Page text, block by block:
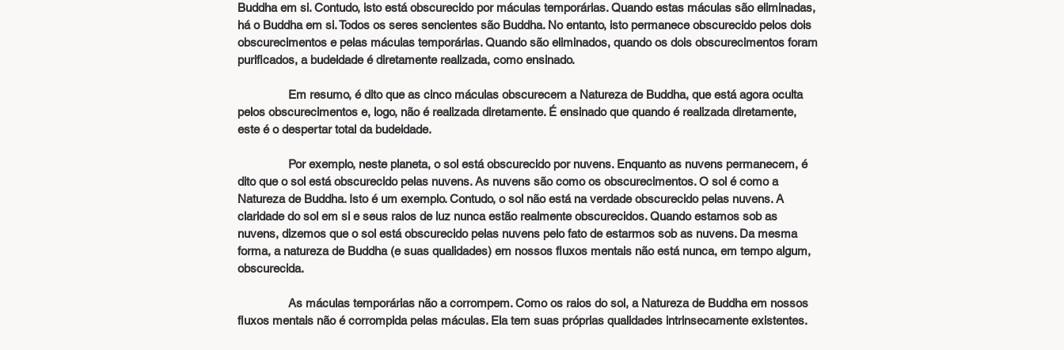
Buddha em si. Contudo, isto está obscurecido por máculas temporárias. Quando estas máculas são eliminadas,
há o Buddha em si. Todos os seres sencientes são Buddha. No entanto, isto permanece obscurecido pelos dois
obscurecimentos e pelas máculas temporárias. Quando são eliminados, quando os dois obscurecimentos foram
purificados, a budeidade é diretamente realizada, como ensinado.
pelos obscurecimentos e, logo, não é realizada diretamente. É ensinado que quando é realizada diretamente,
este é o despertar total da budeidade.
dito que o sol está obscurecido pelas nuvens. As nuvens são como os obscurecimentos. O sol é como a
Natureza de Buddha. Isto é um exemplo. Contudo, o sol não está na verdade obscurecido pelas nuvens. A
claridade do sol em si e seus raios de luz nunca estão realmente obscurecidos. Quando estamos sob as
nuvens, dizemos que o sol está obscurecido pelas nuvens pelo fato de estarmos sob as nuvens. Da mesma
forma, a natureza de Buddha (e suas qualidades) em nossos fluxos mentais não está nunca, em tempo algum,
obscurecida.
fluxos mentais não é corrompida pelas máculas. Ela tem suas próprias qualidades intrinsecamente existentes.